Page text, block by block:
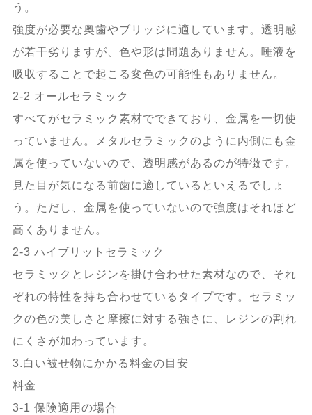
う。
強度が必要な奥歯やブリッジに適しています。透明感
が若干劣りますが、色や形は問題ありません。唾液を
吸収することで起こる変色の可能性もありません。
2-2 オールセラミック
すべてがセラミック素材でできており、金属を一切使
っていません。メタルセラミックのように内側にも金
属を使っていないので、透明感があるのが特徴です。
見た目が気になる前歯に適しているといえるでしょ
う。ただし、金属を使っていないので強度はそれほど
高くありません。
2-3 ハイブリットセラミック
セラミックとレジンを掛け合わせた素材なので、それ
ぞれの特性を持ち合わせているタイプです。セラミッ
クの色の美しさと摩擦に対する強さに、レジンの割れ
にくさが加わっています。
3.白い被せ物にかかる料金の目安
料金
3-1 保険適用の場合